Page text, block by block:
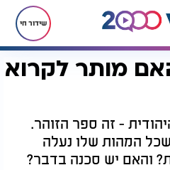
שידור חי
שלא נשתגע: האם מותר לקרוא בספר הזוהר?
מותר לקרוא
- זה ספר הזוהר.
המהות שלו נעלה
והאם יש סכנה בדבר?